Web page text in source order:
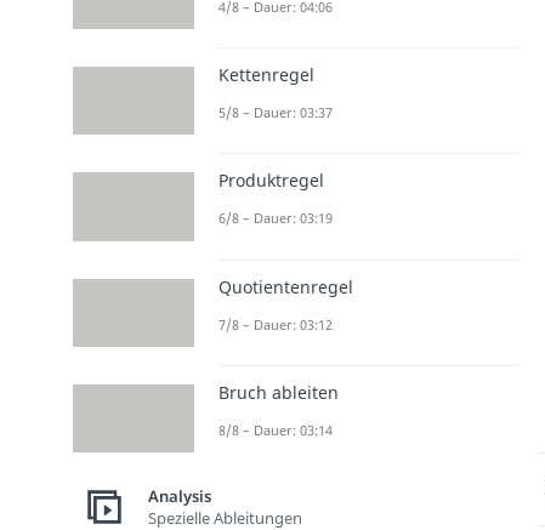
4/8 – Dauer: 04:06
Kettenregel
5/8 – Dauer: 03:37
Produktregel
6/8 – Dauer: 03:19
Quotientenregel
7/8 – Dauer: 03:12
Bruch ableiten
8/8 – Dauer: 03:14
Analysis
Spezielle Ableitungen